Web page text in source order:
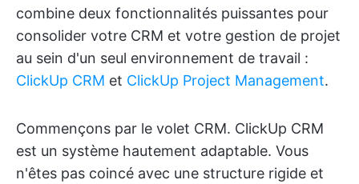
combine deux fonctionnalités puissantes pour
consolider votre CRM et votre gestion de projet
au sein d'un seul environnement de travail :
ClickUp CRM et ClickUp Project Management.
Commençons par le volet CRM. ClickUp CRM
est un système hautement adaptable. Vous
n'êtes pas coincé avec une structure rigide et